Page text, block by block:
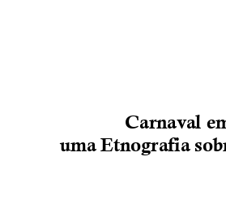
Carnaval
uma Etnografia s